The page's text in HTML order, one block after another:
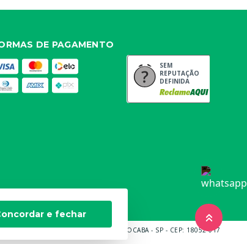
e fechar
DE PAGAMENTO
SEM
REPUTAÇÃO
DEFINIDA
BRUNI, 232, QUADRA B LOTE 14 SOROCABA - SP - CEP: 18052-017